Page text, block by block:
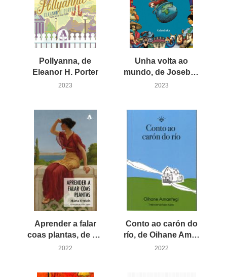
Pollyanna, de
Eleanor H. Porter
2023
Unha volta ao
mundo, de Joseba Sarrionandia
2023
Aprender a falar
coas plantas, de Marta Orriols
2022
Conto ao carón do
río, de Oihane Amantegi
2022